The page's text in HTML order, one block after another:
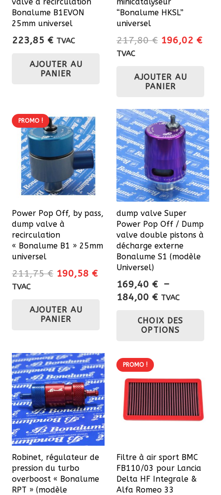
produit
valve à recirculation
Bonalume B1EVON
25mm universel
223,85 € TVAC
AJOUTER AU
PANIER
minicatalyseur
“Bonalume HKSL”
universel
217,80€ Le
était :
217,80 €.
196,02 €Le
TVAC
AJOUTER AU
PANIER
PROMO !
Power Pop Off, by pass,
dump valve à
recirculation
« Bonalume B1 » 25mm
universel
211,75€ Le
était :
211,75 €.
190,58 €Le
actuel
190,58 €.
TVAC
AJOUTER AU
PANIER
dump valve Super
Power Pop Off / Dump
valve double pistons à
décharge externe
Bonalume S1 (modèle
Universel)
169,40 € –
184,00 €Plage
prix :
169,40 €
TVAC
CHOIX DES
OPTIONS
Robinet, régulateur de
pression du turbo
overboost « Bonalume
RPT » (modèle
PROMO !
Filtre à air sport BMC
FB110/03 pour Lancia
Delta HF Integrale &
Alfa Romeo 33